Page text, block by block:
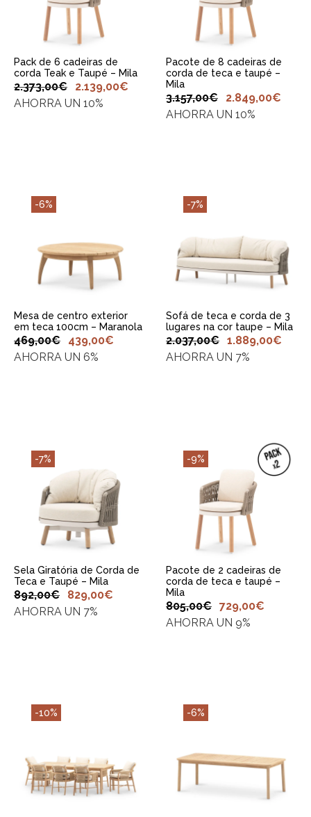
Pack de 6 cadeiras de
corda Teak e Taupé – Mila
2.373,00€ 2.139,00€
AHORRA UN 10%
Pacote de 8 cadeiras de
corda de teca e taupé –
Mila
3.157,00€ 2.849,00€
AHORRA UN 10%
-6%
ADICIONAR AO
CARRINHO
Mesa de centro exterior
em teca 100cm – Maranola
469,00€ 439,00€
AHORRA UN 6%
-7%
ADICIONAR AO
CARRINHO
Sofá de teca e corda de 3
lugares na cor taupe – Mila
2.037,00€ 1.889,00€
AHORRA UN 7%
-7%
ADICIONAR AO
CARRINHO
Sela Giratória de Corda de
Teca e Taupé – Mila
892,00€ 829,00€
AHORRA UN 7%
-9%
ADICIONAR AO
CARRINHO
Pacote de 2 cadeiras de
corda de teca e taupé –
Mila
805,00€ 729,00€
AHORRA UN 9%
-10%
CARRINHO
-6%
CARRINHO